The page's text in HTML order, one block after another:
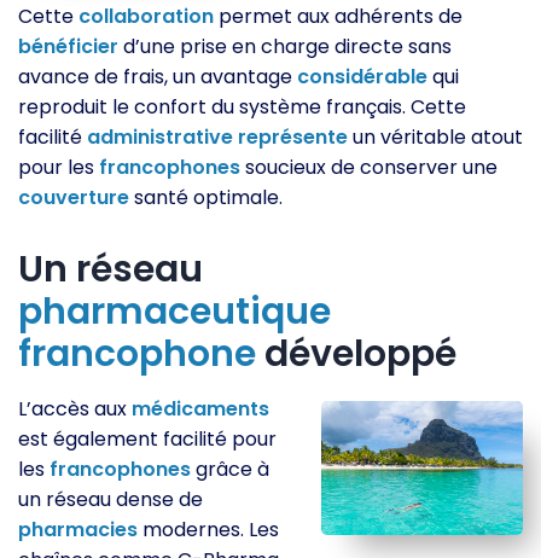
Cette collaboration permet aux adhérents de
bénéficier d’une prise en charge directe sans
avance de frais, un avantage considérablequi
reproduit le confort du système français. Cette
facilité administrative représenteun véritable atout
pour les francophonessoucieux de conserver une
couverturesanté optimale.
Un réseau
pharmaceutique
francophonedéveloppé
L’accès aux médicaments
est également facilité pour
les francophonesgrâce à
un réseau dense de
pharmacies modernes. Les